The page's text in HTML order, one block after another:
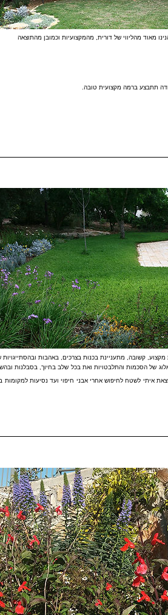
מאוד מהליווי של דורית, מהמקצועיות וכמובן מהתוצאה
תתבצע ברמה מקצועית טובה.
קשובה, מתעניינת בכנות בצרכים, באהבות ובהסתייגויות
של הסכמות והתלבטויות ואת בכל שלב בחיוך,
איתי לשטח לחיפוש אחרי אבני חיפוי ועד נסיעות